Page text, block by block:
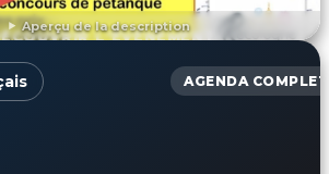
Aperçu de la description
L'ÉVÉNEMENT
AGENDA COMPLET